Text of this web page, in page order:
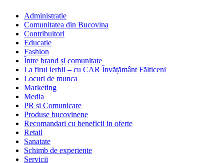
Administratie
Comunitatea din Bucovina
Contribuitori
Educatie
Fashion
Între brand și comunitate
La firul ierbii – cu CAR Învățământ Fălticeni
Locuri de munca
Marketing
Media
PR si Comunicare
Produse bucovinene
Recomandari cu beneficii in oferte
Retail
Sanatate
Schimb de experiente
Servicii